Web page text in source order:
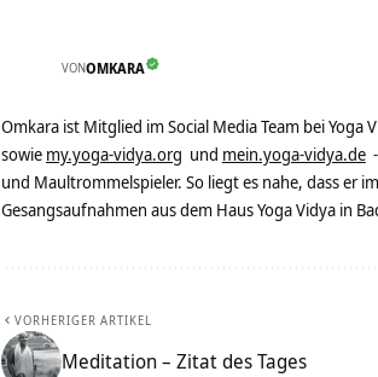
VONOMKARA
Omkara ist Mitglied im Social Media Team bei
sowie my.yoga-vidya.org und mein.yoga-vidya.de
und Maultrommelspieler. So liegt es nahe, dass er
Gesangsaufnahmen aus dem Haus Yoga Vidya in
VORHERIGER ARTIKEL
Meditation – Zitat des Tages